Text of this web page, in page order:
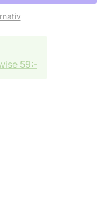
59:-